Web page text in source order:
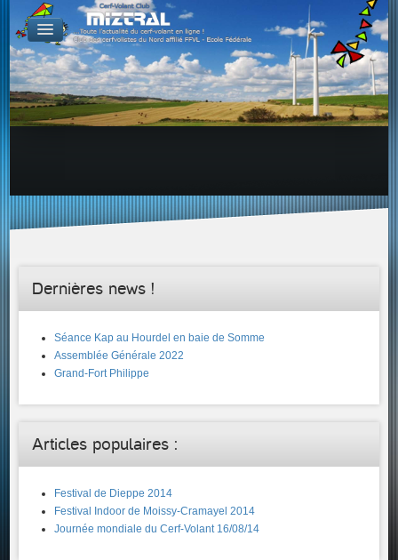
De par le monde
GALERIES
Galerie Photo
Galerie KAP
Galerie Vidéo
Proposer un lien sur votre site Web
Proposer un nouveau lien !
Dernières news !
Séance Kap au Hourdel en baie de Somme
Assemblée Générale 2022
Grand-Fort Philippe
Articles populaires :
Festival de Dieppe 2014
Festival Indoor de Moissy-Cramayel 2014
Journée mondiale du Cerf-Volant 16/08/14